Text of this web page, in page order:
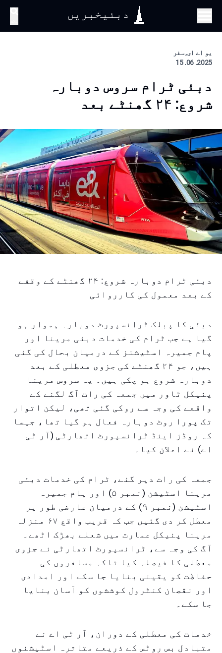
دبئیخبریں
یو اے ای, سفر
2025. 06. 15
دبئی ٹرام سروس دوبارہ
شروع: ۲۴ گھنٹے بعد
دبئی ٹرام دوبارہ شروع: ۲۴ گھنٹے کے وقفے
کے بعد معمول کی کارروائی
دبئی کا پبلک ٹرانسپورٹ دوبارہ ہموار ہو
گیا ہے جب ٹرام کی خدمات دبئی مرینا اور
پام جمیرہ اسٹیشنز کے درمیان بحال کی گئی
ہیں، جو ۲۴ گھنٹے کی جزوی معطلی کے بعد
دوبارہ شروع ہو چکی ہیں۔ یہ سروس مرینا
پنیکل ٹاور میں جمعہ کی رات آگ لگنے کے
واقعے کی وجہ سے روکی گئی تھی، لیکن اتوار
تک پورا روٹ دوبارہ فعال ہو گیا تھا، جیسا
کہ روڈز اینڈ ٹرانسپورٹ اتھارٹی (آر ٹی
اے) نے اعلان کیا۔
جمعہ کی رات دیر گئے، ٹرام کی خدمات دبئی
مرینا اسٹیشن (نمبر ۵) اور پام جمیرہ
اسٹیشن (نمبر ۹) کے درمیان عارضی طور پر
معطل کر دی گئیں جب کہ قریب واقع ۶۷ منزلہ
مرینا پنیکل عمارت میں شعلے بھڑک اٹھے۔
آگ کی وجہ سے، ٹرانسپورٹ اتھارٹی نے جزوی
معطلی کا فیصلہ کیا تاکہ مسافروں کی
حفاظت کو یقینی بنایا جا سکے اور امدادی
اور نقصان کنٹرول کوششوں کو آسان بنایا
جا سکے۔
خدمات کی معطلی کے دوران، آر ٹی اے نے
متبادل بس روٹس کے ذریعے متاثرہ اسٹیشنوں